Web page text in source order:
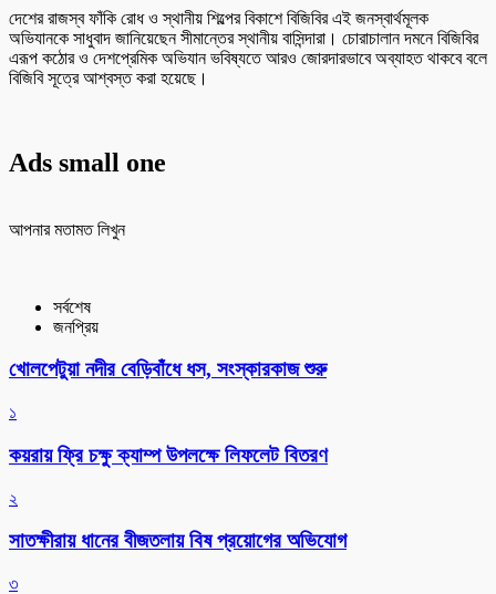
​দেশের রাজস্ব ফাঁকি রোধ ও স্থানীয় শিল্পের বিকাশে বিজিবির এই জনস্বার্থমূলক
অভিযানকে সাধুবাদ জানিয়েছেন সীমান্তের স্থানীয় বাসিন্দারা। চোরাচালান দমনে বিজিবির
এরূপ কঠোর ও দেশপ্রেমিক অভিযান ভবিষ্যতে আরও জোরদারভাবে অব্যাহত থাকবে বলে
বিজিবি সূত্রে আশ্বস্ত করা হয়েছে।
Ads small one
আপনার মতামত লিখুন
সর্বশেষ
জনপ্রিয়
খোলপেটুয়া নদীর বেড়িবাঁধে ধস, সংস্কারকাজ শুরু
১
কয়রায় ফ্রি চক্ষু ক্যাম্প উপলক্ষে লিফলেট বিতরণ
২
সাতক্ষীরায় ধানের বীজতলায় বিষ প্রয়োগের অভিযোগ
৩